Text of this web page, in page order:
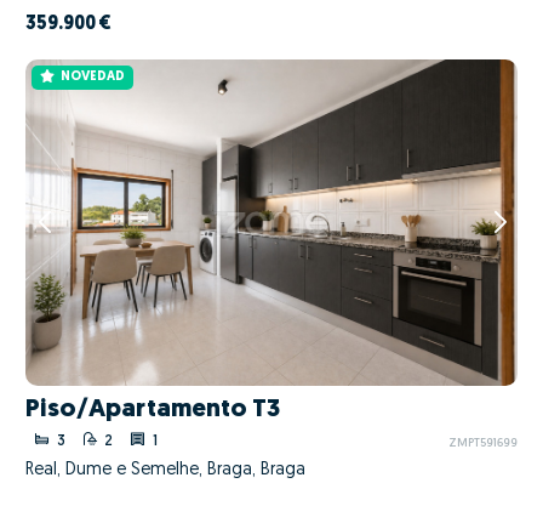
359.900 €
NOVEDAD
Piso/Apartamento T3
3 2 1 ZMPT591699
Real, Dume e Semelhe, Braga, Braga